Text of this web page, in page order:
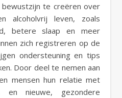
te creëren over
alcoholvrij leven, zoals
betere slaap en meer
zich registreren op de
ondersteuning en tips
Door deel te nemen aan
mensen hun relatie met
en nieuwe, gezondere